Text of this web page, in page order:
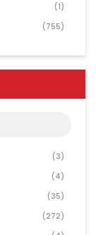
(1)
(755)
(3)
(4)
(35)
(272)